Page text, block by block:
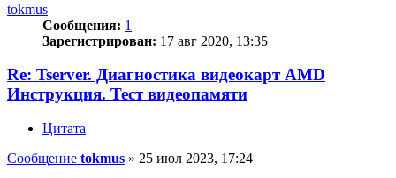
tokmus
Сообщения: 1
Зарегистрирован: 17 авг 2020, 13:35
Re: Tserver. Диагностика видеокарт AMD
Инструкция. Тест видеопамяти
Цитата
Сообщение tokmus » 25 июл 2023, 17:24